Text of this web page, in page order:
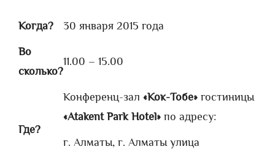
Когда? 30 января 2015 года
Во
сколько?
11.00 – 15.00
Где?
Конференц-зал «Кок-Тобе» гостиницы
«Atakent Park Hotel» по адресу:
г. Алматы, г. Алматы улица